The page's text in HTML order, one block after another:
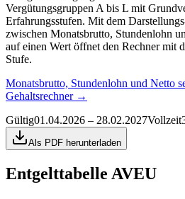
Vergütungsgruppen A bis L mit
Erfahrungsstufen. Mit dem
zwischen Monatsbrutto, Stundenlohn
auf einen Wert öffnet den Rechner mit
Stufe.
Monatsbrutto, Stundenlohn und Netto
Gehaltsrechner→
Gültig01.04.2026 – 28.02.2027Vollzeit
Als PDF herunterladen
Entgelttabelle AVEU